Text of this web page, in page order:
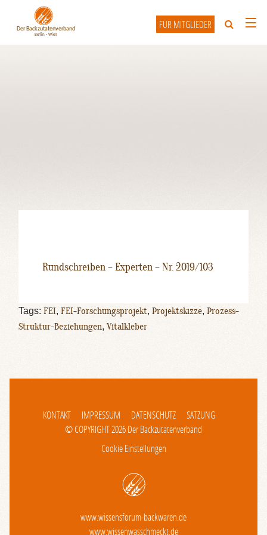
FÜR MITGLIEDER
Rundschreiben – Experten – Nr. 2019/103
Tags: FEI, FEI-Forschungsprojekt, Projektskizze, Prozess-
Struktur-Beziehungen,Vitalkleber
KONTAKT IMPRESSUM DATENSCHUTZ
SATZUNG
© COPYRIGHT 2026 Der Backzutatenverband
Cookie Einstellungen
www.wissensforum-backwaren.de
www.wissenwasschmeckt.de